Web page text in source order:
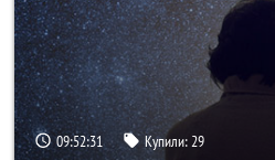
09:52:29 Купили:29